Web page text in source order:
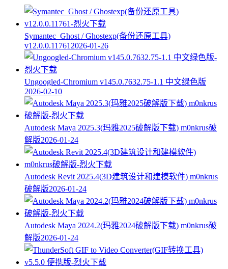
Symantec_Ghost / Ghostexp(备份还原工具)
v12.0.0.11761 2026-01-26
Ungoogled-Chromium v145.0.7632.75-1.1 中文绿色版
2026-02-10
Autodesk Maya 2025.3(玛雅2025破解版下载) m0nkrus破
解版2026-01-24
Autodesk Revit 2025.4(3D建筑设计和建模软件) m0nkrus
破解版2026-01-24
Autodesk Maya 2024.2(玛雅2024破解版下载) m0nkrus破
解版2026-01-24